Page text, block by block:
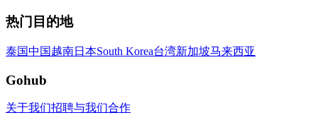
热门目的地
泰国中国越南日本South Korea台湾新加坡马来西亚
Gohub
关于我们招聘与我们合作